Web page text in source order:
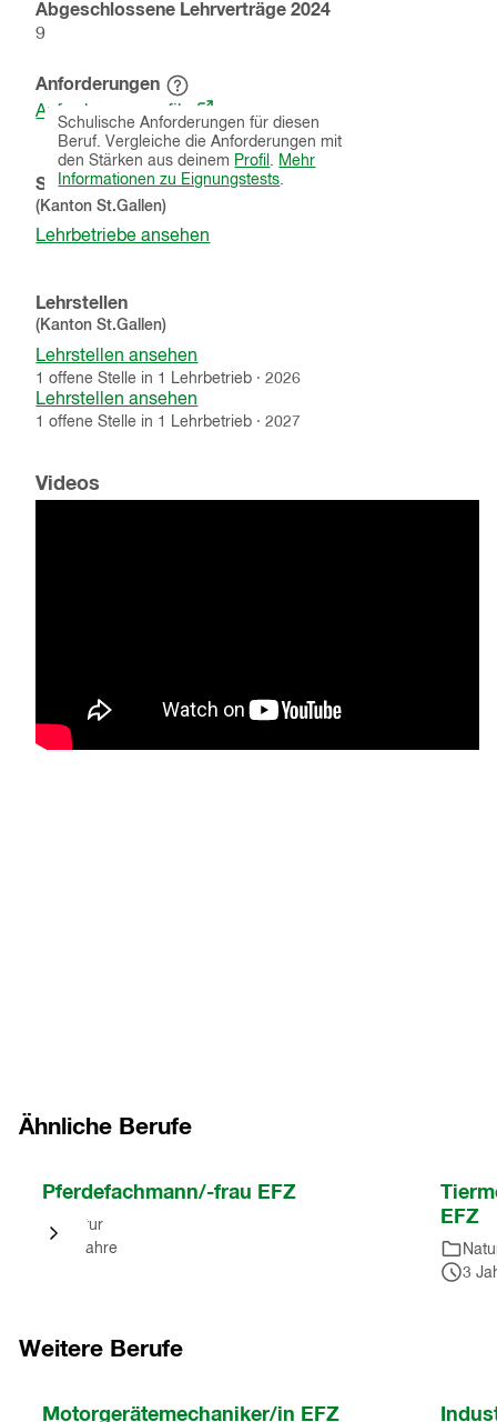
Abgeschlossene Lehrverträge2024
9
Anforderungen
Hinweistext
einblenden
Schulische Anforderungen für diesen
Beruf. Vergleiche die Anforderungen mit
den Stärken aus deinem Profil . Mehr
Informationen zu Eignungstests.
Anforderungsprofile
(öffnet
in
einem
neuen
Schnupperlehren
(KantonSt.Gallen)
Lehrbetriebe ansehen
Lehrstellen
(KantonSt.Gallen)
Lehrstellen ansehen
1 offeneStelle in 1 Lehrbetrieb ·2026
Lehrstellen ansehen
1 offeneStelle in 1 Lehrbetrieb ·2027
Videos
Ähnliche Berufe
Karussell
springen
Pferdefachmann/-frau EFZ
Natur
3 Jahre
EFZ
3
Karussell
Weitere Berufe
Motorgerätemechaniker/in EFZ